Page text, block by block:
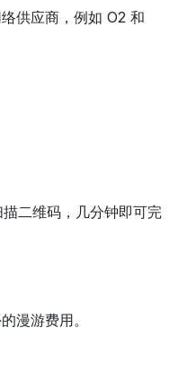
供应商，例如 O2 和
二维码，几分钟即可完
漫游费用。